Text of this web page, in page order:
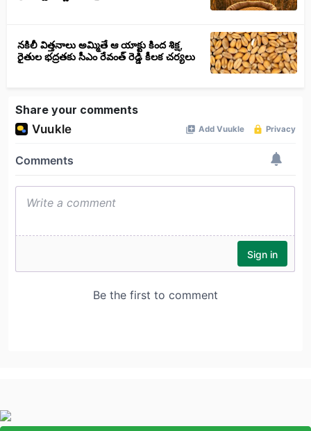
నకిలీ విత్తనాలు అమ్మితే ఆ యాక్టు కింద శిక్ష,
రైతుల భద్రతకు సీఎం రేవంత్ రెడ్డి కీలక చర్యలు
Share your comments